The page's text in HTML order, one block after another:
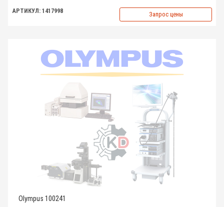
АРТИКУЛ: 1417998 Запрос цены
Olympus 100241